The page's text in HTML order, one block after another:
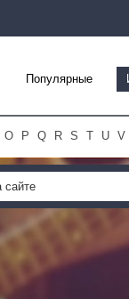
Популярные
O P Q R S T U V